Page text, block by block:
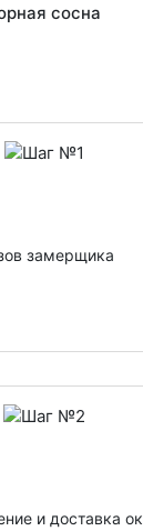
сосна
замерщика
и доставка